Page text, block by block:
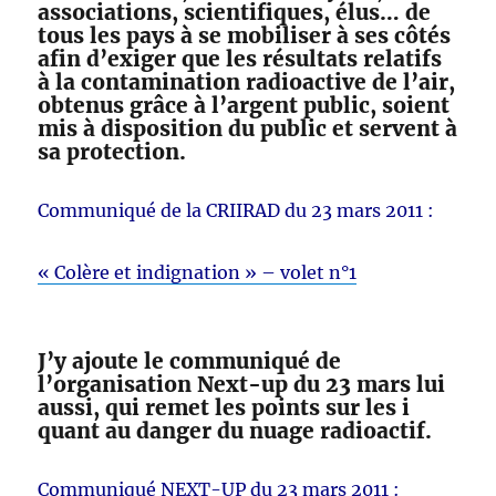
associations, scientifiques, élus… de
tous les pays à se mobiliser à ses côtés
afin d’exiger que les résultats relatifs
à la contamination radioactive de l’air,
obtenus grâce à l’argent public, soient
mis à disposition du public et servent à
sa protection.
Communiqué de la CRIIRAD du 23 mars 2011 :
« Colère et indignation » – volet n°1
J’y ajoute le communiqué de
l’organisation Next-up du 23 mars lui
aussi, qui remet les points sur les i
quant au danger du nuage radioactif.
Communiqué NEXT-UP du 23 mars 2011 :